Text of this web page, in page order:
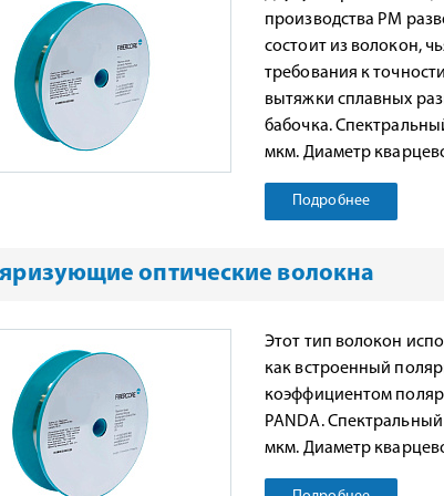
производства PM
состоит из волокон,
требования к
вытяжки сплавных
бабочка.
мкм. Диаметр
Подробнее
оптические волокна
Этот тип волокон
как встроенный
коэффициентом
PANDA.
мкм. Диаметр